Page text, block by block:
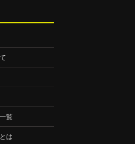
覧
は